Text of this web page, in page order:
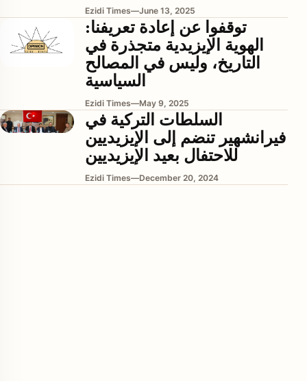
Ezidi Times—June 13, 2025
توقفوا عن إعادة تعريفنا:
الهوية الإيزيدية متجذرة في
التاريخ، وليس في المصالح
السياسية
Ezidi Times—May 9, 2025
السلطات التركية في
فيرانشهير تنضم إلى الإيزيديين
للاحتفال بعيد الإيزيديين
Ezidi Times—December 20, 2024